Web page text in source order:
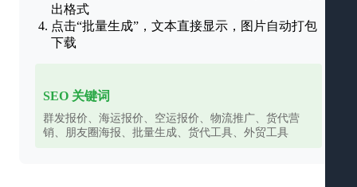
出格式
点击“批量生成”，文本直接显示，图片自动打包
下载
SEO 关键词
群发报价、海运报价、空运报价、物流推广、货代营
销、朋友圈海报、批量生成、货代工具、外贸工具